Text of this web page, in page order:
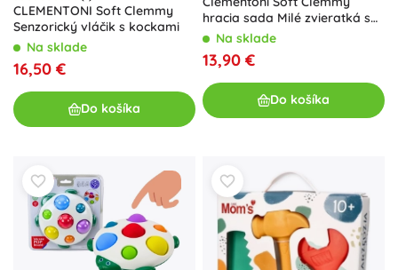
CLEMENTONI Soft Clemmy
Senzorický vláčik s kockami
Na sklade
16,50 €
Do košíka
hracia sada Milé zvieratká s
knižkou
Na sklade
13,90 €
Do košíka